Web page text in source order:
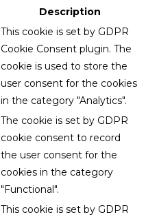
Description
This cookie is set by GDPR
Cookie Consent plugin. The
cookie is used to store the
user consent for the cookies
in the category "Analytics".
The cookie is set by GDPR
cookie consent to record
the user consent for the
cookies in the category
"Functional".
This cookie is set by GDPR